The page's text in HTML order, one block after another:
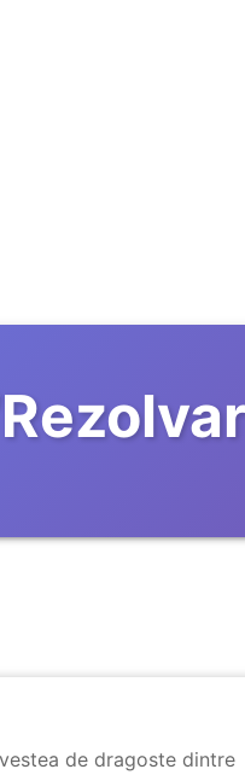
de dragoste dintre